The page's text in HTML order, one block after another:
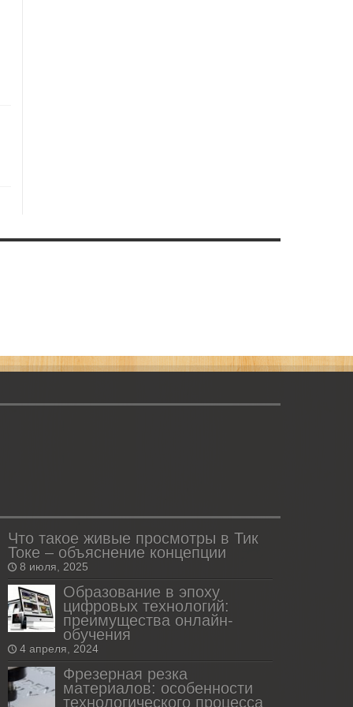
Что такое живые просмотры в Тик
Токе – объяснение концепции
8 июля, 2025
Образование в эпоху
цифровых технологий:
преимущества онлайн-
обучения
4 апреля, 2024
Фрезерная резка
материалов: особенности
технологического процесса